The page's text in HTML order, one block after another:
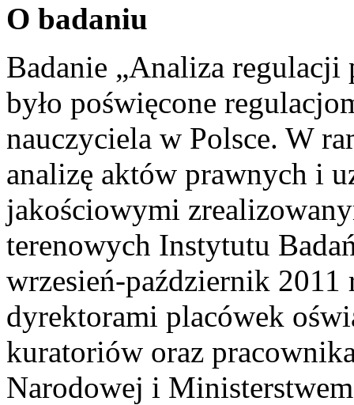
O badaniu
Badanie „Analiza regulacji
było poświęcone
nauczyciela w Polsce. W
analizę aktów prawnych i
jakościowymi
terenowych Instytutu
wrzesień-październik
dyrektorami placówek
kuratoriów oraz
Narodowej i